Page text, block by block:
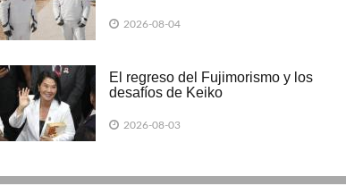
2026-08-04
El regreso del Fujimorismo y los
desafíos de Keiko
2026-08-03